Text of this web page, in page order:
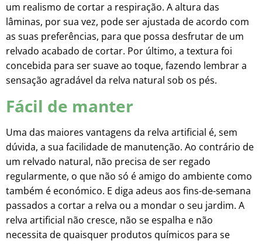
um realismo de cortar a respiração. A altura das
lâminas, por sua vez, pode ser ajustada de acordo com
as suas preferências, para que possa desfrutar de um
relvado acabado de cortar. Por último, a textura foi
concebida para ser suave ao toque, fazendo lembrar a
sensação agradável da relva natural sob os pés.
Fácil de manter
Uma das maiores vantagens da relva artificial é, sem
dúvida, a sua facilidade de manutenção. Ao contrário de
um relvado natural, não precisa de ser regado
regularmente, o que não só é amigo do ambiente como
também é económico. E diga adeus aos fins-de-semana
passados a cortar a relva ou a mondar o seu jardim. A
relva artificial não cresce, não se espalha e não
necessita de quaisquer produtos químicos para se